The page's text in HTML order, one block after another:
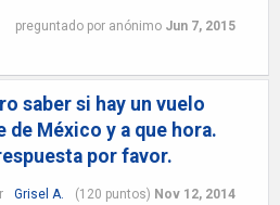
preguntado por anónimo Jun 7, 2015
saber si hay un vuelo
de México y a que hora.
por favor.
Grisel A. (120 puntos) Nov 12, 2014